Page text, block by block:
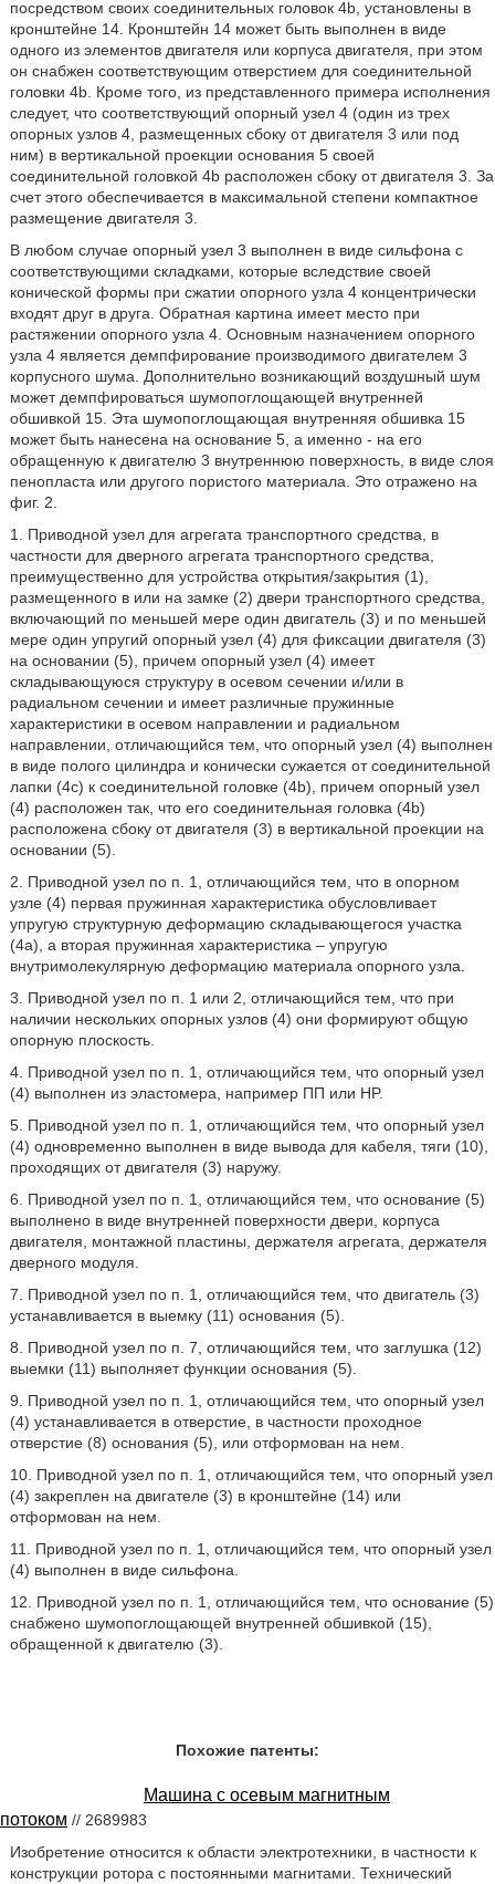
посредством своих соединительных головок 4b, установлены в
кронштейне 14. Кронштейн 14 может быть выполнен в виде
одного из элементов двигателя или корпуса двигателя, при этом
он снабжен соответствующим отверстием для соединительной
головки 4b. Кроме того, из представленного примера исполнения
следует, что соответствующий опорный узел 4 (один из трех
опорных узлов 4, размещенных сбоку от двигателя 3 или под
ним) в вертикальной проекции основания 5 своей
соединительной головкой 4b расположен сбоку от двигателя 3. За
счет этого обеспечивается в максимальной степени компактное
размещение двигателя 3.
В любом случае опорный узел 3 выполнен в виде сильфона с
соответствующими складками, которые вследствие своей
конической формы при сжатии опорного узла 4 концентрически
входят друг в друга. Обратная картина имеет место при
растяжении опорного узла 4. Основным назначением опорного
узла 4 является демпфирование производимого двигателем 3
корпусного шума. Дополнительно возникающий воздушный шум
может демпфироваться шумопоглощающей внутренней
обшивкой 15. Эта шумопоглощающая внутренняя обшивка 15
может быть нанесена на основание 5, а именно - на его
обращенную к двигателю 3 внутреннюю поверхность, в виде слоя
пенопласта или другого пористого материала. Это отражено на
фиг. 2.
1. Приводной узел для агрегата транспортного средства, в
частности для дверного агрегата транспортного средства,
преимущественно для устройства открытия/закрытия (1),
размещенного в или на замке (2) двери транспортного средства,
включающий по меньшей мере один двигатель (3) и по меньшей
мере один упругий опорный узел (4) для фиксации двигателя (3)
на основании (5), причем опорный узел (4) имеет
складывающуюся структуру в осевом сечении и/или в
радиальном сечении и имеет различные пружинные
характеристики в осевом направлении и радиальном
направлении, отличающийся тем, что опорный узел (4) выполнен
в виде полого цилиндра и конически сужается от соединительной
лапки (4c) к соединительной головке (4b), причем опорный узел
(4) расположен так, что его соединительная головка (4b)
расположена сбоку от двигателя (3) в вертикальной проекции на
основании (5).
2. Приводной узел по п. 1, отличающийся тем, что в опорном
узле (4) первая пружинная характеристика обусловливает
упругую структурную деформацию складывающегося участка
(4а), а вторая пружинная характеристика – упругую
внутримолекулярную деформацию материала опорного узла.
3. Приводной узел по п. 1 или 2, отличающийся тем, что при
наличии нескольких опорных узлов (4) они формируют общую
опорную плоскость.
4. Приводной узел по п. 1, отличающийся тем, что опорный узел
(4) выполнен из эластомера, например ПП или HP.
5. Приводной узел по п. 1, отличающийся тем, что опорный узел
(4) одновременно выполнен в виде вывода для кабеля, тяги (10),
проходящих от двигателя (3) наружу.
6. Приводной узел по п. 1, отличающийся тем, что основание (5)
выполнено в виде внутренней поверхности двери, корпуса
двигателя, монтажной пластины, держателя агрегата, держателя
дверного модуля.
7. Приводной узел по п. 1, отличающийся тем, что двигатель (3)
устанавливается в выемку (11) основания (5).
8. Приводной узел по п. 7, отличающийся тем, что заглушка (12)
выемки (11) выполняет функции основания (5).
9. Приводной узел по п. 1, отличающийся тем, что опорный узел
(4) устанавливается в отверстие, в частности проходное
отверстие (8) основания (5), или отформован на нем.
10. Приводной узел по п. 1, отличающийся тем, что опорный узел
(4) закреплен на двигателе (3) в кронштейне (14) или
отформован на нем.
11. Приводной узел по п. 1, отличающийся тем, что опорный узел
(4) выполнен в виде сильфона.
12. Приводной узел по п. 1, отличающийся тем, что основание (5)
снабжено шумопоглощающей внутренней обшивкой (15),
обращенной к двигателю (3).
Похожие патенты:
Машина с осевым магнитным
потоком // 2689983
Изобретение относится к области электротехники, в частности к
конструкции ротора с постоянными магнитами. Технический